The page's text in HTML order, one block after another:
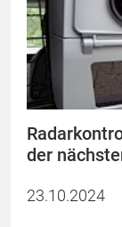
der
23.10.2024